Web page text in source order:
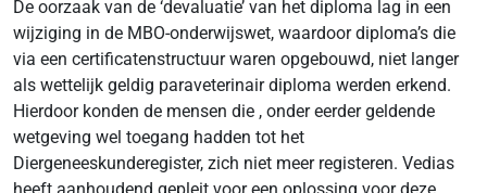
De oorzaak van de ‘devaluatie’ van het diploma lag in een
wijziging in de MBO-onderwijswet, waardoor diploma’s die
via een certificatenstructuur waren opgebouwd, niet langer
als wettelijk geldig paraveterinair diploma werden erkend.
Hierdoor konden de mensen die , onder eerder geldende
wetgeving wel toegang hadden tot het
Diergeneeskunderegister, zich niet meer registeren. Vedias